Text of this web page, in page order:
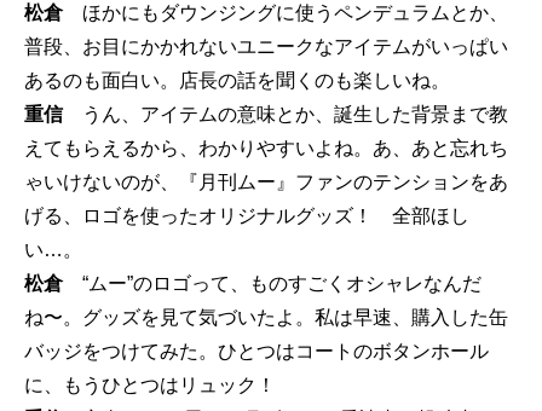
松倉ほかにもダウンジングに使うペンデュラムとか、
普段、お目にかかれないユニークなアイテムがいっぱい
あるのも面白い。店長の話を聞くのも楽しいね。
重信うん、アイテムの意味とか、誕生した背景まで教
えてもらえるから、わかりやすいよね。あ、あと忘れち
ゃいけないのが、『月刊ムー』ファンのテンションをあ
げる、ロゴを使ったオリジナルグッズ！ 全部ほし
い…。
松倉“ムー”のロゴって、ものすごくオシャレなんだ
ね〜。グッズを見て気づいたよ。私は早速、購入した缶
バッジをつけてみた。ひとつはコートのボタンホール
に、もうひとつはリュック！